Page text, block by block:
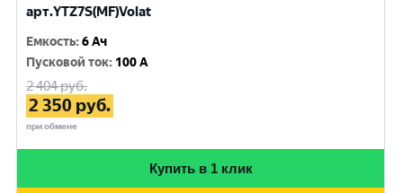
арт.YTZ7S(MF)Volat
Емкость:6 Ач
Пусковой ток: 100 A
2 404руб.
2 350 руб.
при обмене
Купить в 1 клик